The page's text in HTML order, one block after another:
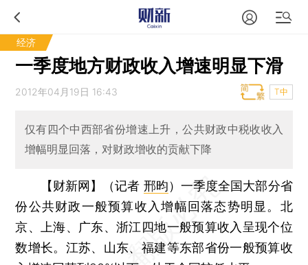
经济
一季度地方财政收入增速明显下滑
2012年04月19日 16:43 T中
仅有四个中西部省份增速上升，公共财政中税收收入
增幅明显回落，对财政增收的贡献下降
【财新网】（记者 邢昀） 一季度全国大部分省
份公共财政一般预算收入增幅回落态势明显。北
京、上海、广东、浙江四地一般预算收入呈现个位
数增长。江苏、山东、福建等东部省份一般预算收